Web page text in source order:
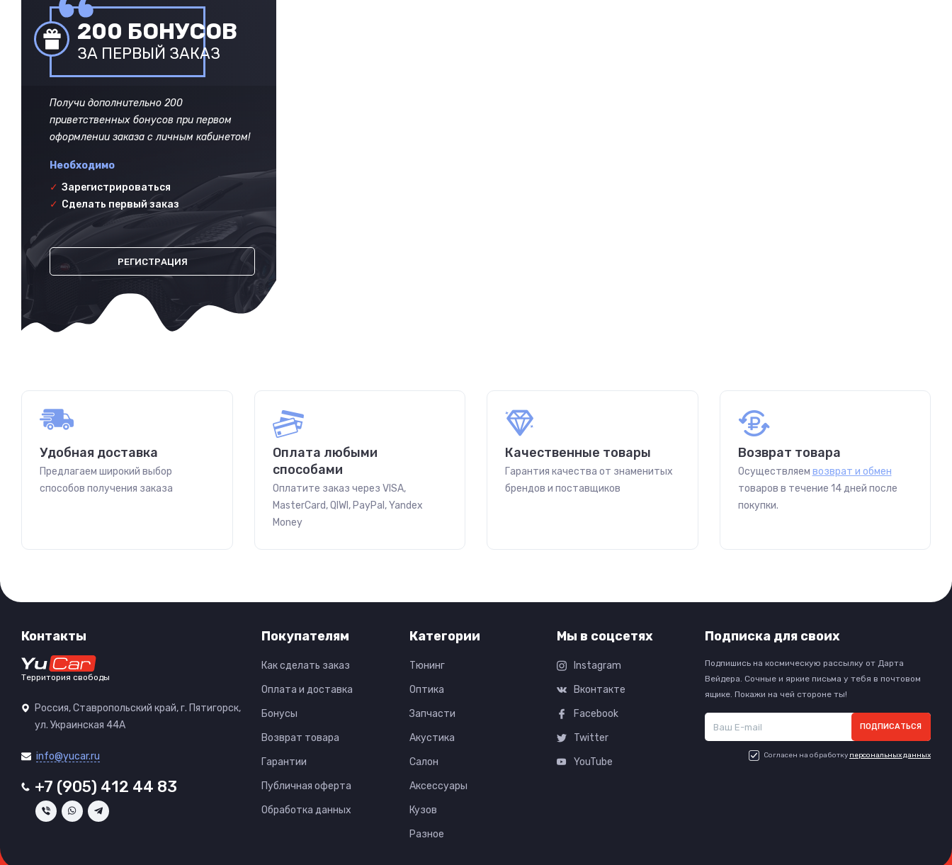
200 БОНУСОВ
ЗА ПЕРВЫЙ ЗАКАЗ
Получи дополнительно 200
приветственных бонусов при первом
оформлении заказа с личным кабинетом!
Необходимо
✓ Зарегистрироваться
✓ Сделать первый заказ
РЕГИСТРАЦИЯ
Удобная доставка
Предлагаем широкий выбор
способов получения заказа
Оплата любыми
способами
Оплатите заказ через VISA,
MasterCard, QIWI, PayPal, Yandex
Money
Качественные товары
Гарантия качества от знаменитых
брендов и поставщиков
Возврат товара
Осуществляем возврат и обмен
товаров в течение 14 дней после
покупки.
Контакты
Территория свободы
Россия, Ставропольский край, г. Пятигорск,
ул. Украинская 44А
info@yucar.ru
+7 (905) 412 44 83
Покупателям
Как сделать заказ
Оплата и доставка
Бонусы
Возврат товара
Гарантии
Публичная оферта
Обработка данных
Категории
Тюнинг
Оптика
Запчасти
Акустика
Салон
Аксессуары
Кузов
Разное
Мы в соцсетях
Instagram
Вконтакте
Facebook
Twitter
YouTube
Подписка для своих
Подпишись на космическую рассылку от Дарта
Вейдера. Сочные и яркие письма у тебя в почтовом
ящике. Покажи на чей стороне ты!
ПОДПИСАТЬСЯ
Согласен на обработку персональных данных